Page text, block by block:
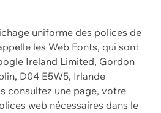
uniforme des polices de
les Web Fonts, qui sont
Ireland Limited, Gordon
D04 E5W5, Irlande
consultez une page, votre
web nécessaires dans le